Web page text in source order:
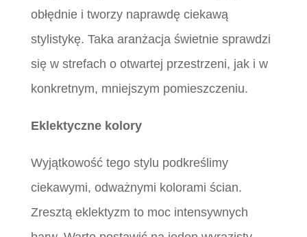
obłędnie i tworzy naprawdę ciekawą
stylistykę. Taka aranżacja świetnie sprawdzi
się w strefach o otwartej przestrzeni, jak i w
konkretnym, mniejszym pomieszczeniu.
Eklektyczne kolory
Wyjątkowość tego stylu podkreślimy
ciekawymi, odważnymi kolorami ścian.
Zresztą eklektyzm to moc intensywnych